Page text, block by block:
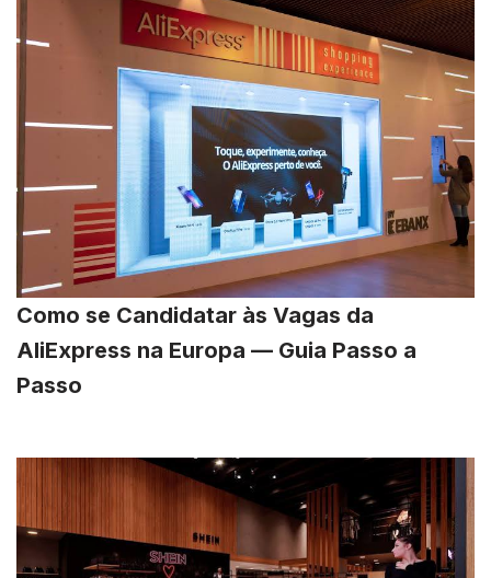
Como se Candidatar às Vagas da
AliExpress na Europa — Guia Passo a
Passo